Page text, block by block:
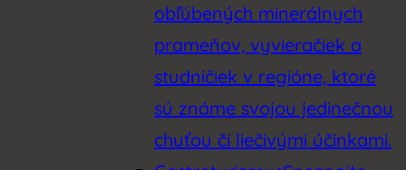
obľúbených minerálnych
prameňov, vyvieračiek a
studničiek v regióne, ktoré
sú známe svojou jedinečnou
chuťou či liečivými účinkami.